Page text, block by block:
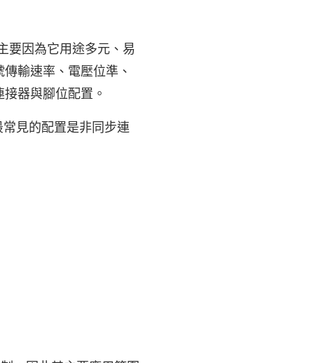
要因為它用途多元、易
輸速率、電壓位準、
器與腳位配置。
見的配置是非同步連